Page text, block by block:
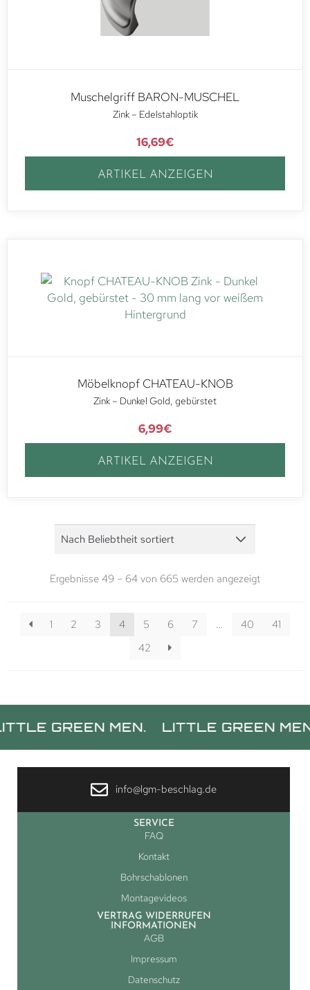
Muschelgriff BARON-MUSCHEL
Zink – Edelstahloptik
16,69€
ARTIKEL ANZEIGEN
Möbelknopf CHATEAU-KNOB
Zink – Dunkel Gold, gebürstet
6,99€
ARTIKEL ANZEIGEN
Ergebnisse 49 – 64 von 665 werden angezeigt
1 2 3 4 5 6 7 … 40
41
42
MEN. LITTLE GREEN MEN.
info@lgm-beschlag.de
SERVICE
FAQ
Kontakt
Bohrschablonen
Montagevideos
VERTRAG WIDERRUFEN
INFORMATIONEN
AGB
Impressum
Datenschutz